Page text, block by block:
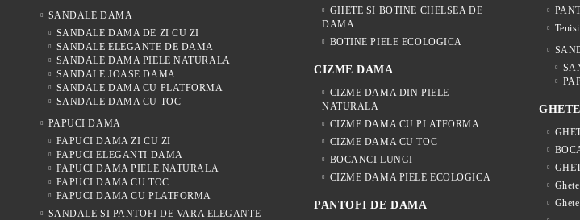
SANDALE DAMA
SANDALE DAMA DE ZI CU ZI
SANDALE ELEGANTE DE DAMA
SANDALE DAMA PIELE NATURALA
SANDALE JOASE DAMA
SANDALE DAMA CU PLATFORMA
SANDALE DAMA CU TOC
PAPUCI DAMA
PAPUCI DAMA ZI CU ZI
PAPUCI ELEGANTI DAMA
PAPUCI DAMA PIELE NATURALA
PAPUCI DAMA CU TOC
PAPUCI DAMA CU PLATFORMA
SANDALE SI PANTOFI DE VARA ELEGANTE
GHETE SI BOTINE CHELSEA DE
DAMA
BOTINE PIELE ECOLOGICA
CIZME DAMA
CIZME DAMA DIN PIELE
NATURALA
CIZME DAMA CU PLATFORMA
CIZME DAMA CU TOC
BOCANCI LUNGI
CIZME DAMA PIELE ECOLOGICA
PANTOFI DE DAMA